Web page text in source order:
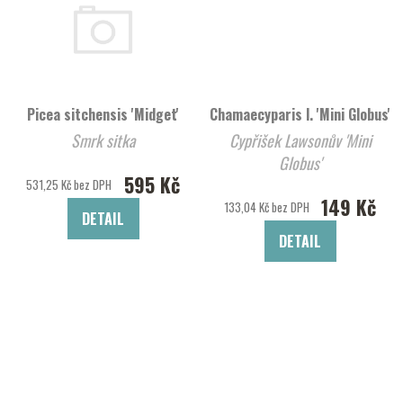
Picea sitchensis 'Midget'
Smrk sitka
531,25 Kč bez DPH 595 Kč
DETAIL
Chamaecyparis l. 'Mini Globus'
Cypřišek Lawsonův 'Mini
Globus'
133,04 Kč bez DPH 149 Kč
DETAIL